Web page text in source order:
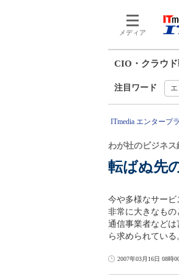
メディア
CIO・クラウ
注目ワード
ITmedia エンタープ
転ばぬ先
わが社のビジネス
今や多様なサー
非常に大きなもの
通信事業者など
ら求められている
2007年03月16日 08時